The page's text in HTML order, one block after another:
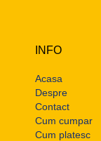
INFO
Acasa
Despre
Contact
Cum cumpar
Cum platesc